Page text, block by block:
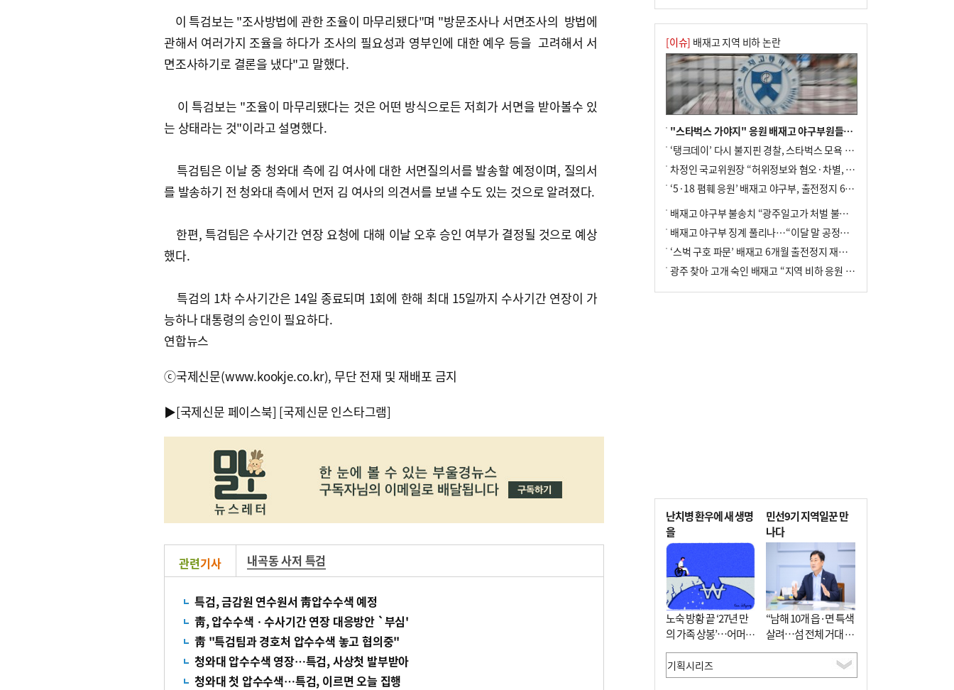
이 특검보는 "조사방법에 관한 조율이 마무리됐다"며 "방문조사나 서면조사의 방법에
관해서 여러가지 조율을 하다가 조사의 필요성과 영부인에 대한 예우 등을 고려해서 서
면조사하기로 결론을 냈다"고 말했다.
이 특검보는 "조율이 마무리됐다는 것은 어떤 방식으로든 저희가 서면을 받아볼수 있
는 상태라는 것"이라고 설명했다.
특검팀은 이날 중 청와대 측에 김 여사에 대한 서면질의서를 발송할 예정이며, 질의서
를 발송하기 전 청와대 측에서 먼저 김 여사의 의견서를 보낼 수도 있는 것으로 알려졌다.
한편, 특검팀은 수사기간 연장 요청에 대해 이날 오후 승인 여부가 결정될 것으로 예상
했다.
특검의 1차 수사기간은 14일 종료되며 1회에 한해 최대 15일까지 수사기간 연장이 가
능하나 대통령의 승인이 필요하다.
연합뉴스
ⓒ국제신문(www.kookje.co.kr), 무단 전재 및 재배포 금지
▶[국제신문 페이스북] [국제신문 인스타그램]
관련기사 내곡동 사저 특검
특검, 금감원 연수원서 靑압수수색 예정
靑, 압수수색ㆍ수사기간 연장 대응방안 `부심'
靑 "특검팀과 경호처 압수수색 놓고 협의중"
청와대 압수수색 영장…특검, 사상첫 발부받아
청와대 첫 압수수색…특검, 이르면 오늘 집행
[이슈] 배재고 지역 비하 논란
"스타벅스 가야지" 응원 배재고 야구부원들, 학교서 징계 처분
‘탱크데이’ 다시 불지핀 경찰, 스타벅스 모욕 혐의 압수수색
차정인 국교위원장 “허위정보와 혐오·차별, 학교 교실까지 유입"
‘5·18 폄훼 응원’ 배재고 야구부, 출전정지 6개월→1개월 감경
배재고 야구부 불송치 “광주일고가 처벌 불원 의사 표해”
배재고 야구부 징계 풀리나…“이달 말 공정위서 재심의”
‘스벅 구호 파문’ 배재고 6개월 출전정지 재심 신청키로
광주 찾아 고개 숙인 배재고 “지역 비하 응원 잘못”(종합)
난치병 환우에 새 생명
을
노숙 방황 끝 ‘27년 만
의 가족 상봉’…어머니
와 행복 꿈꿔
민선9기 지역일꾼 만
나다
“남해 10개 읍·면 특색
살려…섬 전체 거대 정
원으로 조성”